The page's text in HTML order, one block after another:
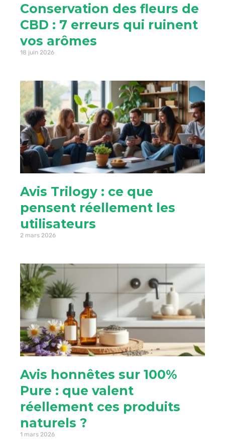
Conservation des fleurs de
CBD : 7 erreurs qui ruinent
vos arômes
18 juin 2026
Avis Trilogy : ce que
pensent réellement les
utilisateurs
2 mars 2026
Avis honnêtes sur 100%
Pure : que valent
réellement ces produits
naturels ?
1 mars 2026